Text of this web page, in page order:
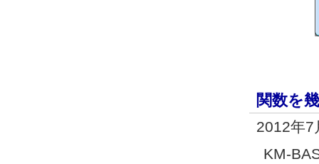
関数を
2012年7
KM-